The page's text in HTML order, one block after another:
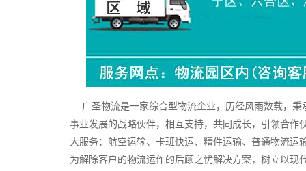
广圣物流是一家综合型物流企业，历经风雨数载，秉
事业发展的战略伙伴，相互支持，共同成长，引领合
大服务：航空运输、卡班快运、精件运输、普通物流
为解除客户的物流运作的后顾之忧解决方案，树立以